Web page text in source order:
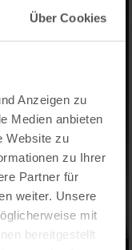
Über Cookies
Anzeigen zu
Medien anbieten
Website zu
zu Ihrer
Partner für
weiter. Unsere
mit
bereitgestellt